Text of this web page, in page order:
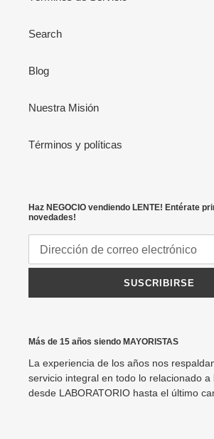
Search
Blog
Nuestra Misión
Términos y políticas
Haz NEGOCIO vendiendo LENTE! Entérate
novedades!
SUSCRIBIRSE
Más de 15 años siendo MAYORISTAS
La experiencia de los años nos
servicio integral en todo lo relacionado a
desde LABORATORIO hasta el último